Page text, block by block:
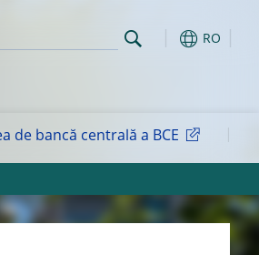
RO
de bancă centrală a BCE